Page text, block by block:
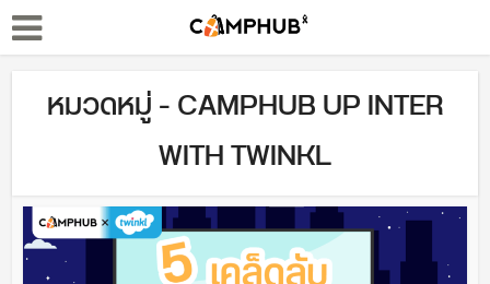
หมวดหมู่ - CAMPHUB UP INTER
WITH TWINKL